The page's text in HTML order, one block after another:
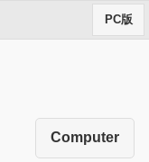
PC版
Computer